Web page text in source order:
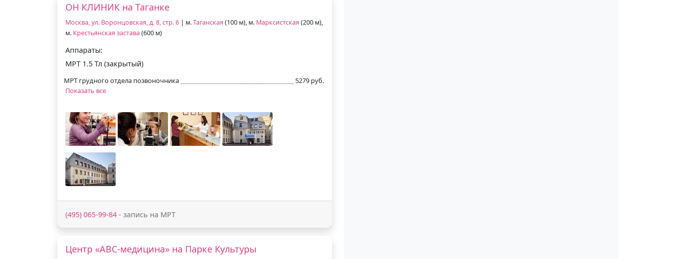
ОН КЛИНИК на Таганке
Москва, ул. Воронцовская, д. 8, стр. 6 | м.Таганская (100 м), м. Марксистская (200 м),
м. Крестьянская застава (600 м)
Аппараты:
МРТ 1.5 Тл (закрытый)
МРТ грудного отдела позвоночника
5279 руб.
Показать все
(495) 065-99-84 - запись на МРТ
Центр «АВС-медицина» на Парке Культуры